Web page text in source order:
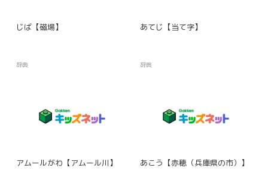
じば【磁場】
辞典
あてじ【当て字】
辞典
アムールがわ【アムール川】 あこう【赤穂（兵庫県の市）】